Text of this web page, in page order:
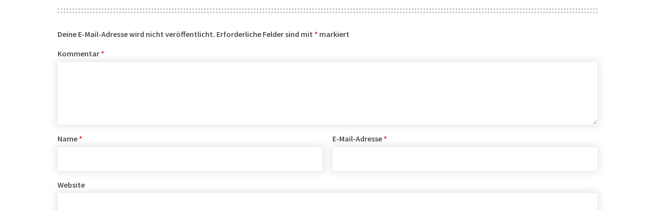
Deine E-Mail-Adresse wird nicht veröffentlicht. Erforderliche Felder sind mit * markiert
Kommentar *
Name * E-Mail-Adresse *
Website